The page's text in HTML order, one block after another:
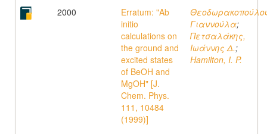
2000
Erratum: "Ab
initio
calculations on
the ground and
excited states
of BeOH and
MgOH" [J.
Chem. Phys.
111, 10484
(1999)]
Γιαννούλα;
Πετσαλάκης,
Ιωάννης Δ.;
Hamilton, I. P.